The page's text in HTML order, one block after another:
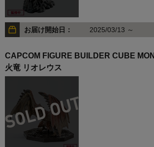
お届け開始日： 2025/03/13 ～
CAPCOM FIGURE BUILDER CUBE
火竜 リオレウス